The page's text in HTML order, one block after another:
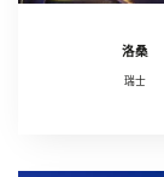
洛桑
瑞士